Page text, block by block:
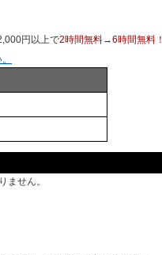
円以上で2時間無料→6時間無料！
ません。